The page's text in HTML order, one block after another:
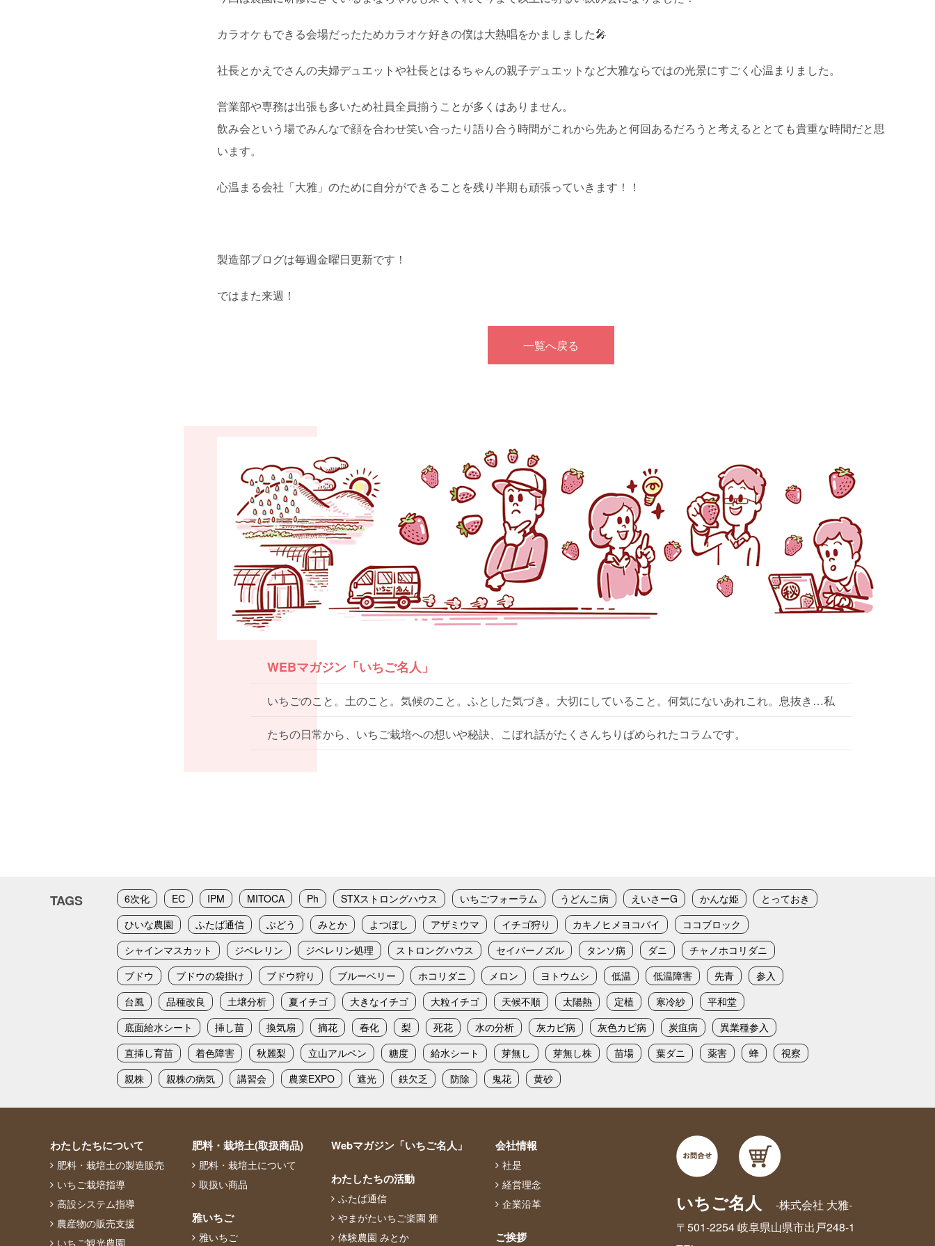
カラオケもできる会場だったためカラオケ好きの僕は大熱唱をかましました🎤
社長とかえでさんの夫婦デュエットや社長とはるちゃんの親子デュエットなど大雅ならではの光景にすごく心温まりました。
営業部や専務は出張も多いため社員全員揃うことが多くはありません。
飲み会という場でみんなで顔を合わせ笑い合ったり語り合う時間がこれから先あと何回あるだろうと考えるととても貴重な時間だと思
います。
心温まる会社「大雅」のために自分ができることを残り半期も頑張っていきます！！
製造部ブログは毎週金曜日更新です！
ではまた来週！
一覧へ戻る
WEBマガジン「いちご名人」
いちごのこと。土のこと。気候のこと。ふとした気づき。大切にしていること。何気にないあれこれ。息抜き…私
たちの日常から、いちご栽培への想いや秘訣、こぼれ話がたくさんちりばめられたコラムです。
TAGS 6次化 EC IPM MITOCA Ph STXストロングハウス いちごフォーラム うどんこ病 えいさーG かんな姫
とっておき
ひいな農園
ふたば通信 ぶどう みとか よつぼし アザミウマ イチゴ狩り カキノヒメヨコバイ
ココブロック
シャインマスカット
ジベレリン ジベレリン処理 ストロングハウス セイバーノズル タンソ病 ダニ
チャノホコリダニ
ブドウ
ブドウの袋掛け ブドウ狩り ブルーベリー ホコリダニ メロン ヨトウムシ 低温 低温障害 先青
参入
台風
品種改良 土壌分析 夏イチゴ 大きなイチゴ 大粒イチゴ 天候不順 太陽熱 定植 寒冷紗
平和堂
底面給水シート
挿し苗 換気扇 摘花 春化 梨 死花 水の分析 灰カビ病 灰色カビ病 炭疽病
異業種参入
直挿し育苗
着色障害 秋麗梨 立山アルペン 糖度 給水シート 芽無し 芽無し株 苗場 葉ダニ 薬害 蜂
視察
親株
親株の病気 講習会 農業EXPO 遮光 鉄欠乏 防除 鬼花 黄砂
わたしたちについて
肥料・栽培土の製造販売
いちご栽培指導
高設システム指導
農産物の販売支援
いちご観光農園
肥料・栽培土(取扱商品)
肥料・栽培土について
取扱い商品
雅いちご
雅いちご
Webマガジン「いちご名人」
わたしたちの活動
ふたば通信
やまがたいちご楽園 雅
体験農園 みとか
会社情報
社是
経営理念
企業沿革
ご挨拶
いちご名人
-株式会社 大雅-
〒501-2254 岐阜県山県市出戸248-1